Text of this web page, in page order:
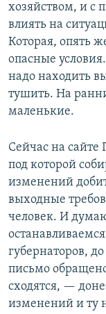
хозяйством, и с
влиять на
Которая, опять
опасные
надо находить
тушить. На
маленькие.
Сейчас на сайте
под которой
изменений
выходные
человек. И
губернаторов,
письмо обращено
сходятся, —
изменений и ту